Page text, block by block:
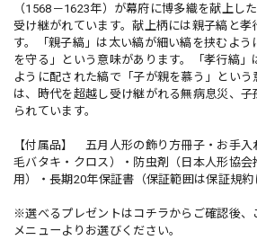
（1568－1623年）が幕府に博多織を献上し
受け継がれています。献上柄には親子縞と孝
す。「親子縞」は太い縞が細い縞を挟むよ
を守る」という意味があります。「孝行縞
ように配された縞で「子が親を慕う」とい
は、時代を超越し受け継がれる無病息災、
られています。
【付属品】 五月人形の飾り方冊子・お手
毛バタキ・クロス）・防虫剤（日本人形協会
用）・長期20年保証書（保証範囲は保証規約
※選べるプレゼントはコチラからご確認後、
メニューよりお選びください。